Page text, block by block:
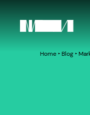
Home‣ Blog‣